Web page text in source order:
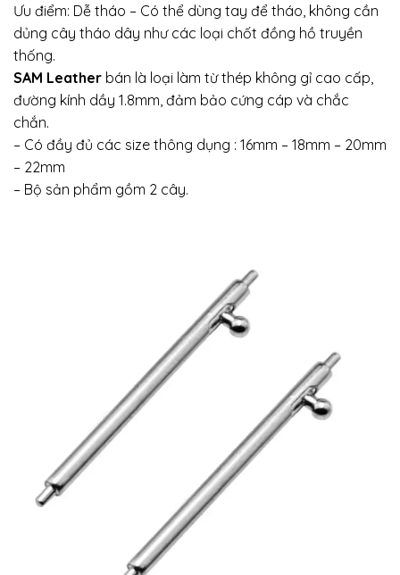
Ưu điểm: Dễ tháo – Có thể dùng tay để tháo, không cần
dủng cây tháo dây như các loại chốt đồng hồ truyền
thống.
SAM Leather bán là loại làm từ thép không gỉ cao cấp,
đường kính dầy 1.8mm, đảm bảo cứng cáp và chắc
chắn.
– Có đầy đủ các size thông dụng : 16mm – 18mm – 20mm
– 22mm
– Bộ sản phẩm gồm 2 cây.